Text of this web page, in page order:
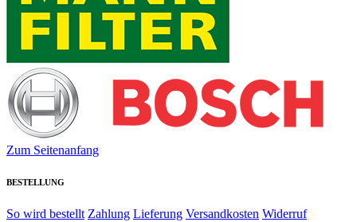
Zum Seitenanfang
BESTELLUNG
So wird bestellt Zahlung Lieferung Versandkosten Widerruf